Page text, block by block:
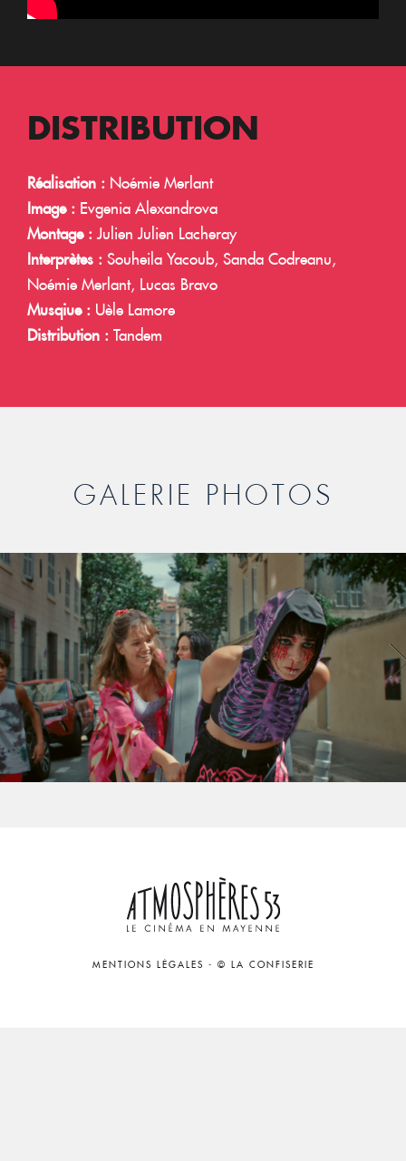
DISTRIBUTION
Réalisation : Noémie Merlant
Image : Evgenia Alexandrova
Montage : Julien Julien Lacheray
Interprètes : Souheila Yacoub, Sanda Codreanu,
Noémie Merlant, Lucas Bravo
Musqiue : Uèle Lamore
Distribution : Tandem
GALERIE PHOTOS
MENTIONS LÉGALES - © LA CONFISERIE